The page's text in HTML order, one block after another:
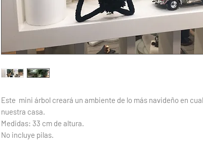
Este mini árbol creará un ambiente de lo más navideño en
nuestra casa.
Medidas: 33 cm de altura.
No incluye pilas.